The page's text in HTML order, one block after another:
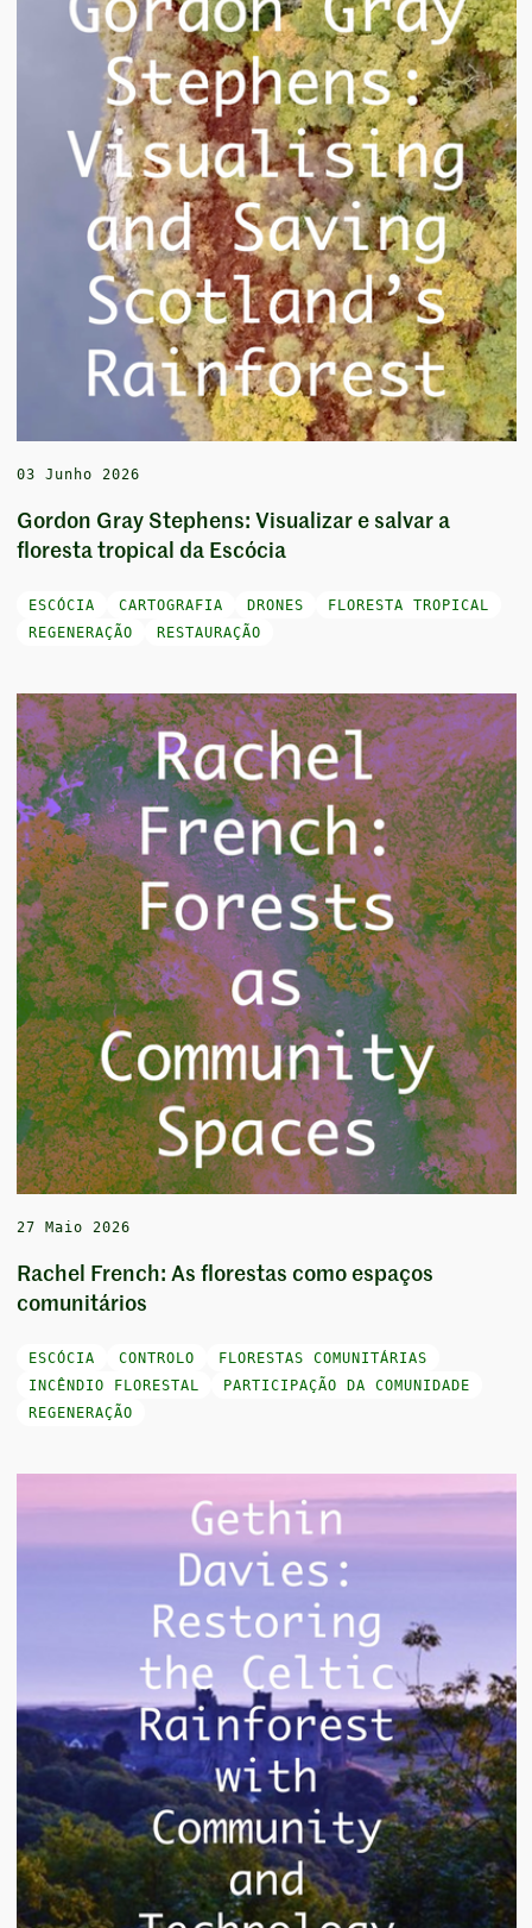
03 Junho 2026
Gordon Gray Stephens: Visualizar e salvar a
floresta tropical da Escócia
ESCÓCIA CARTOGRAFIA DRONES
FLORESTA TROPICAL
REGENERAÇÃO
RESTAURAÇÃO
27 Maio 2026
Rachel French: As florestas como espaços
comunitários
ESCÓCIA CONTROLO
FLORESTAS COMUNITÁRIAS
INCÊNDIO FLORESTAL
PARTICIPAÇÃO DA COMUNIDADE
REGENERAÇÃO